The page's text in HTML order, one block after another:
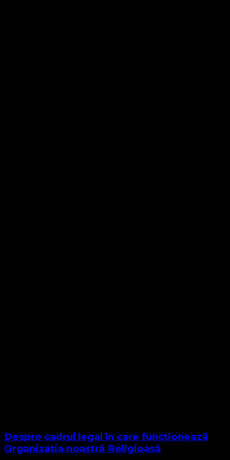
Despre cadrul legal în care funcționează
Organizația noastră Religioasă